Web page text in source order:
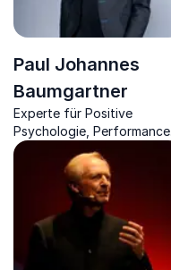
Paul Johannes
Baumgartner
Experte für Positive
Psychologie, Performance
Coach und Antenne Bayern
Moderator.